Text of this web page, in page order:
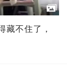
藏不住了，